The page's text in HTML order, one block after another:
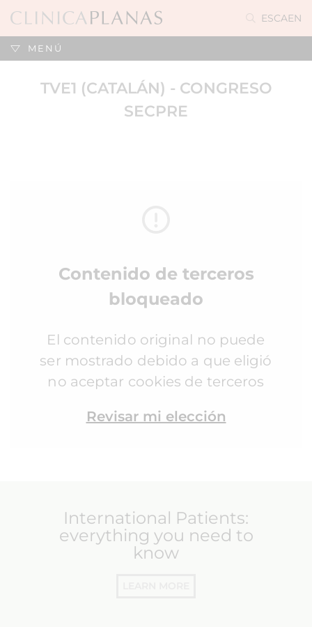
ESCAEN
MENÚ
TVE1 (CATALÁN) - CONGRESO
SECPRE
Contenido de terceros
bloqueado
El contenido original no puede
ser mostrado debido a que eligió
no aceptar cookies de terceros
Revisar mi elección
International Patients:
everything you need to
know